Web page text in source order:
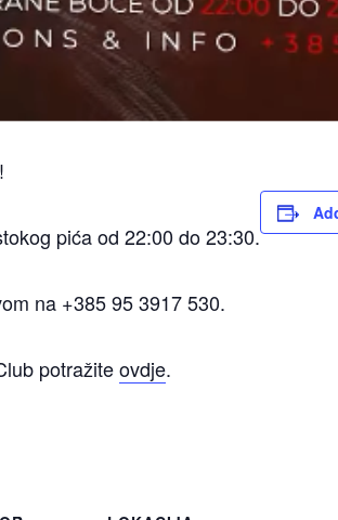
pića od 22:00 do 23:30.
na +385 95 3917 530.
potražiteovdje.